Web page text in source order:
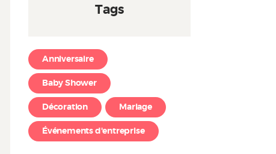
Tags
Anniversaire
Baby Shower
Décoration Mariage
Événements d'entreprise